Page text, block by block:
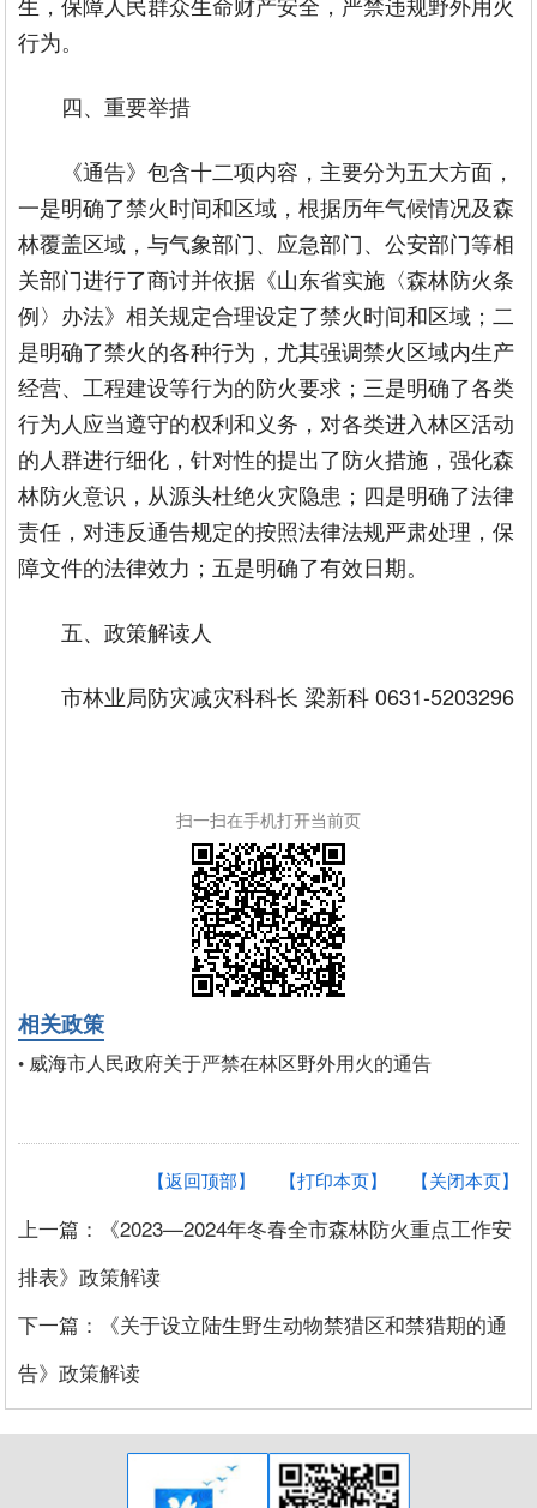
行为。
四、重要举措
《通告》包含十二项内容，主要分为五大方面，
一是明确了禁火时间和区域，根据历年气候情况及森
林覆盖区域，与气象部门、应急部门、公安部门等相
关部门进行了商讨并依据《山东省实施〈森林防火条
例〉办法》相关规定合理设定了禁火时间和区域；二
是明确了禁火的各种行为，尤其强调禁火区域内生产
经营、工程建设等行为的防火要求；三是明确了各类
行为人应当遵守的权利和义务，对各类进入林区活动
的人群进行细化，针对性的提出了防火措施，强化森
林防火意识，从源头杜绝火灾隐患；四是明确了法律
责任，对违反通告规定的按照法律法规严肃处理，保
障文件的法律效力；五是明确了有效日期。
五、政策解读人
市林业局防灾减灾科科长 梁新科 0631-5203296
扫一扫在手机打开当前页
相关政策
• 威海市人民政府关于严禁在林区野外用火的通告
【关闭本页】
【打印本页】
【返回顶部】
上一篇：《2023—2024年冬春全市森林防火重点工作安
排表》政策解读
下一篇：《关于设立陆生野生动物禁猎区和禁猎期的通
告》政策解读